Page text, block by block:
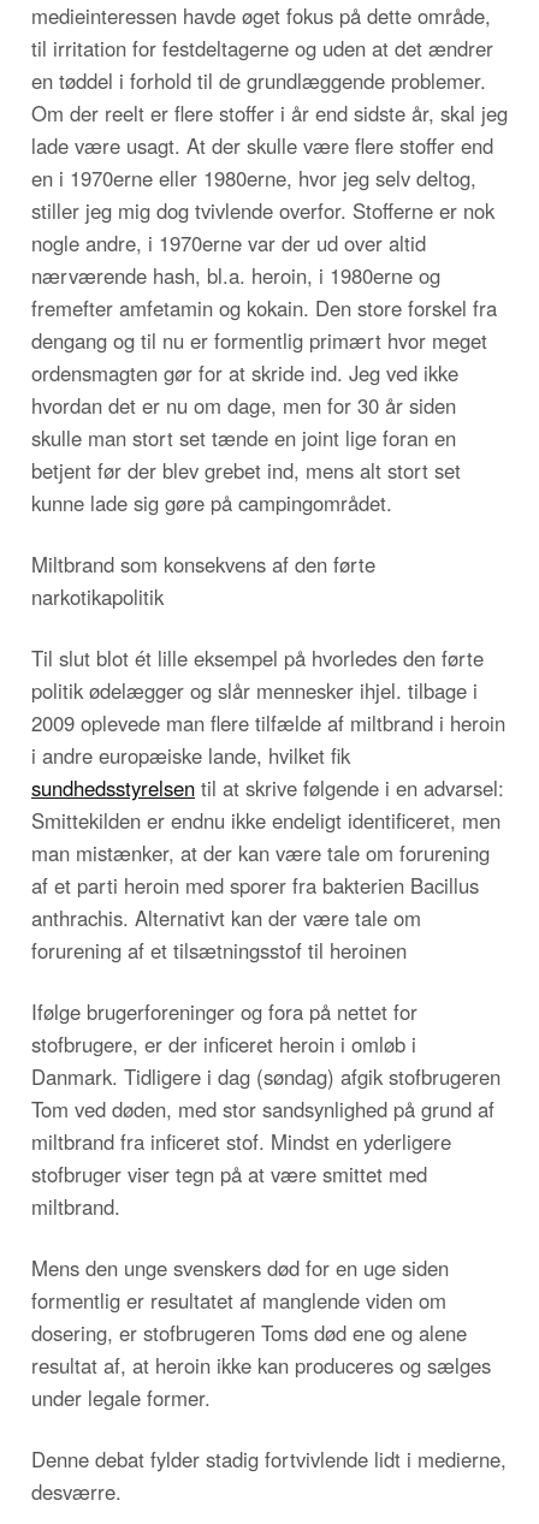
medieinteressen havde øget fokus på dette område,
til irritation for festdeltagerne og uden at det ændrer
en tøddel i forhold til de grundlæggende problemer.
Om der reelt er flere stoffer i år end sidste år, skal jeg
lade være usagt. At der skulle være flere stoffer end
en i 1970erne eller 1980erne, hvor jeg selv deltog,
stiller jeg mig dog tvivlende overfor. Stofferne er nok
nogle andre, i 1970erne var der ud over altid
nærværende hash, bl.a. heroin, i 1980erne og
fremefter amfetamin og kokain. Den store forskel fra
dengang og til nu er formentlig primært hvor meget
ordensmagten gør for at skride ind. Jeg ved ikke
hvordan det er nu om dage, men for 30 år siden
skulle man stort set tænde en joint lige foran en
betjent før der blev grebet ind, mens alt stort set
kunne lade sig gøre på campingområdet.
Miltbrand som konsekvens af den førte
narkotikapolitik
Til slut blot ét lille eksempel på hvorledes den førte
politik ødelægger og slår mennesker ihjel. tilbage i
2009 oplevede man flere tilfælde af miltbrand i heroin
i andre europæiske lande, hvilket fik
sundhedsstyrelsen til at skrive følgende i en advarsel:
Smittekilden er endnu ikke endeligt identificeret, men
man mistænker, at der kan være tale om forurening
af et parti heroin med sporer fra bakterien Bacillus
anthrachis. Alternativt kan der være tale om
forurening af et tilsætningsstof til heroinen
Ifølge brugerforeninger og fora på nettet for
stofbrugere, er der inficeret heroin i omløb i
Danmark. Tidligere i dag (søndag) afgik stofbrugeren
Tom ved døden, med stor sandsynlighed på grund af
miltbrand fra inficeret stof. Mindst en yderligere
stofbruger viser tegn på at være smittet med
miltbrand.
Mens den unge svenskers død for en uge siden
formentlig er resultatet af manglende viden om
dosering, er stofbrugeren Toms død ene og alene
resultat af, at heroin ikke kan produceres og sælges
under legale former.
Denne debat fylder stadig fortvivlende lidt i medierne,
desværre.